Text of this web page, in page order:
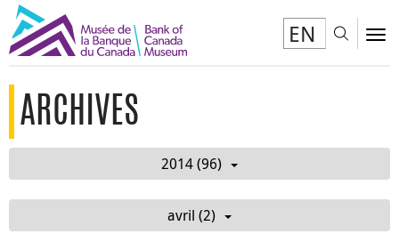
EN
ARCHIVES
2014 (96)
avril (2)